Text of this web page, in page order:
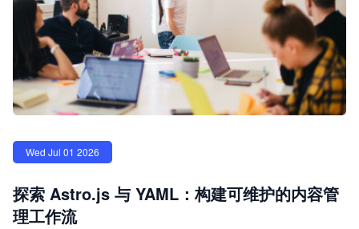
Wed Jul 01 2026
探索 Astro.js 与 YAML：构建可维护的内容管
理工作流